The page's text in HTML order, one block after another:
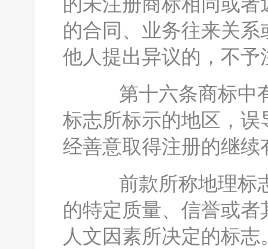
的合同、业务往来关
他人提出异议的，不予
第十六条商标中
标志所标示的地区，
经善意取得注册的继续
前款所称地理标
的特定质量、信誉或
人文因素所决定的标志